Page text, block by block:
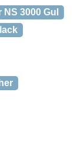
3000 Gul